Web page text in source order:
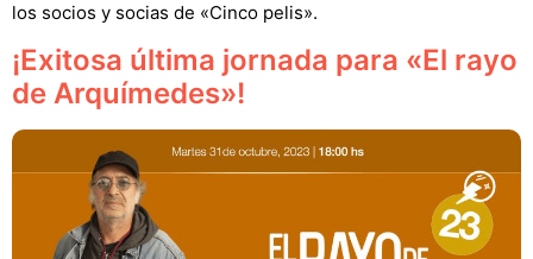
los socios y socias de «Cinco pelis».
¡Exitosa última jornada para «El rayo
de Arquímedes»!